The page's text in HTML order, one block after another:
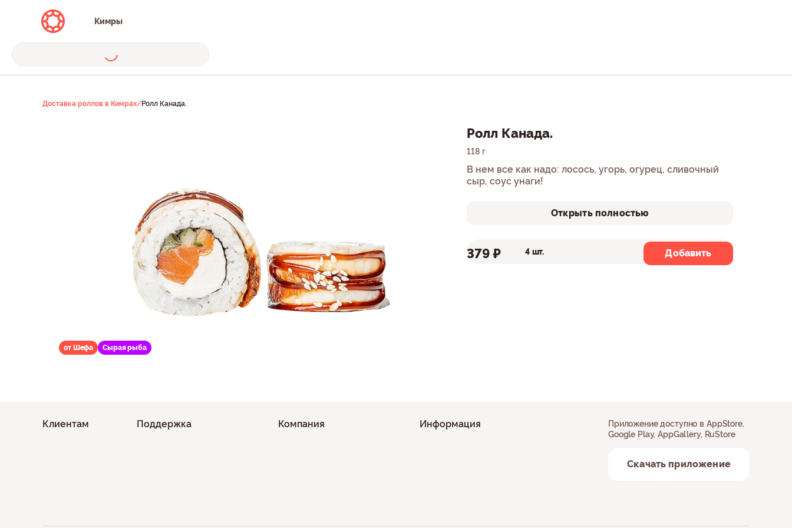
Кимры
Доставка роллов в Кимрах/Ролл Канада.
от Шефа Сырая рыба
Ролл Канада.
118 г
В нем все как надо: лосось, угорь, огурец, сливочный
сыр, соус унаги!
Открыть полностью
4 шт. 8 шт.
379 ₽ Добавить
Клиентам Поддержка Компания Информация
Приложение доступно в AppStore,
Google Play, AppGallery, RuStore
Скачать приложение